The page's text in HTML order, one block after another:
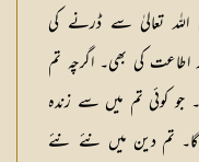
تعالیٰ سے ڈرنے کی
کی بھی۔ اگرچہ تم
جو کوئی تم میں سے زندہ
گا۔ تم دین میں نئے نئے